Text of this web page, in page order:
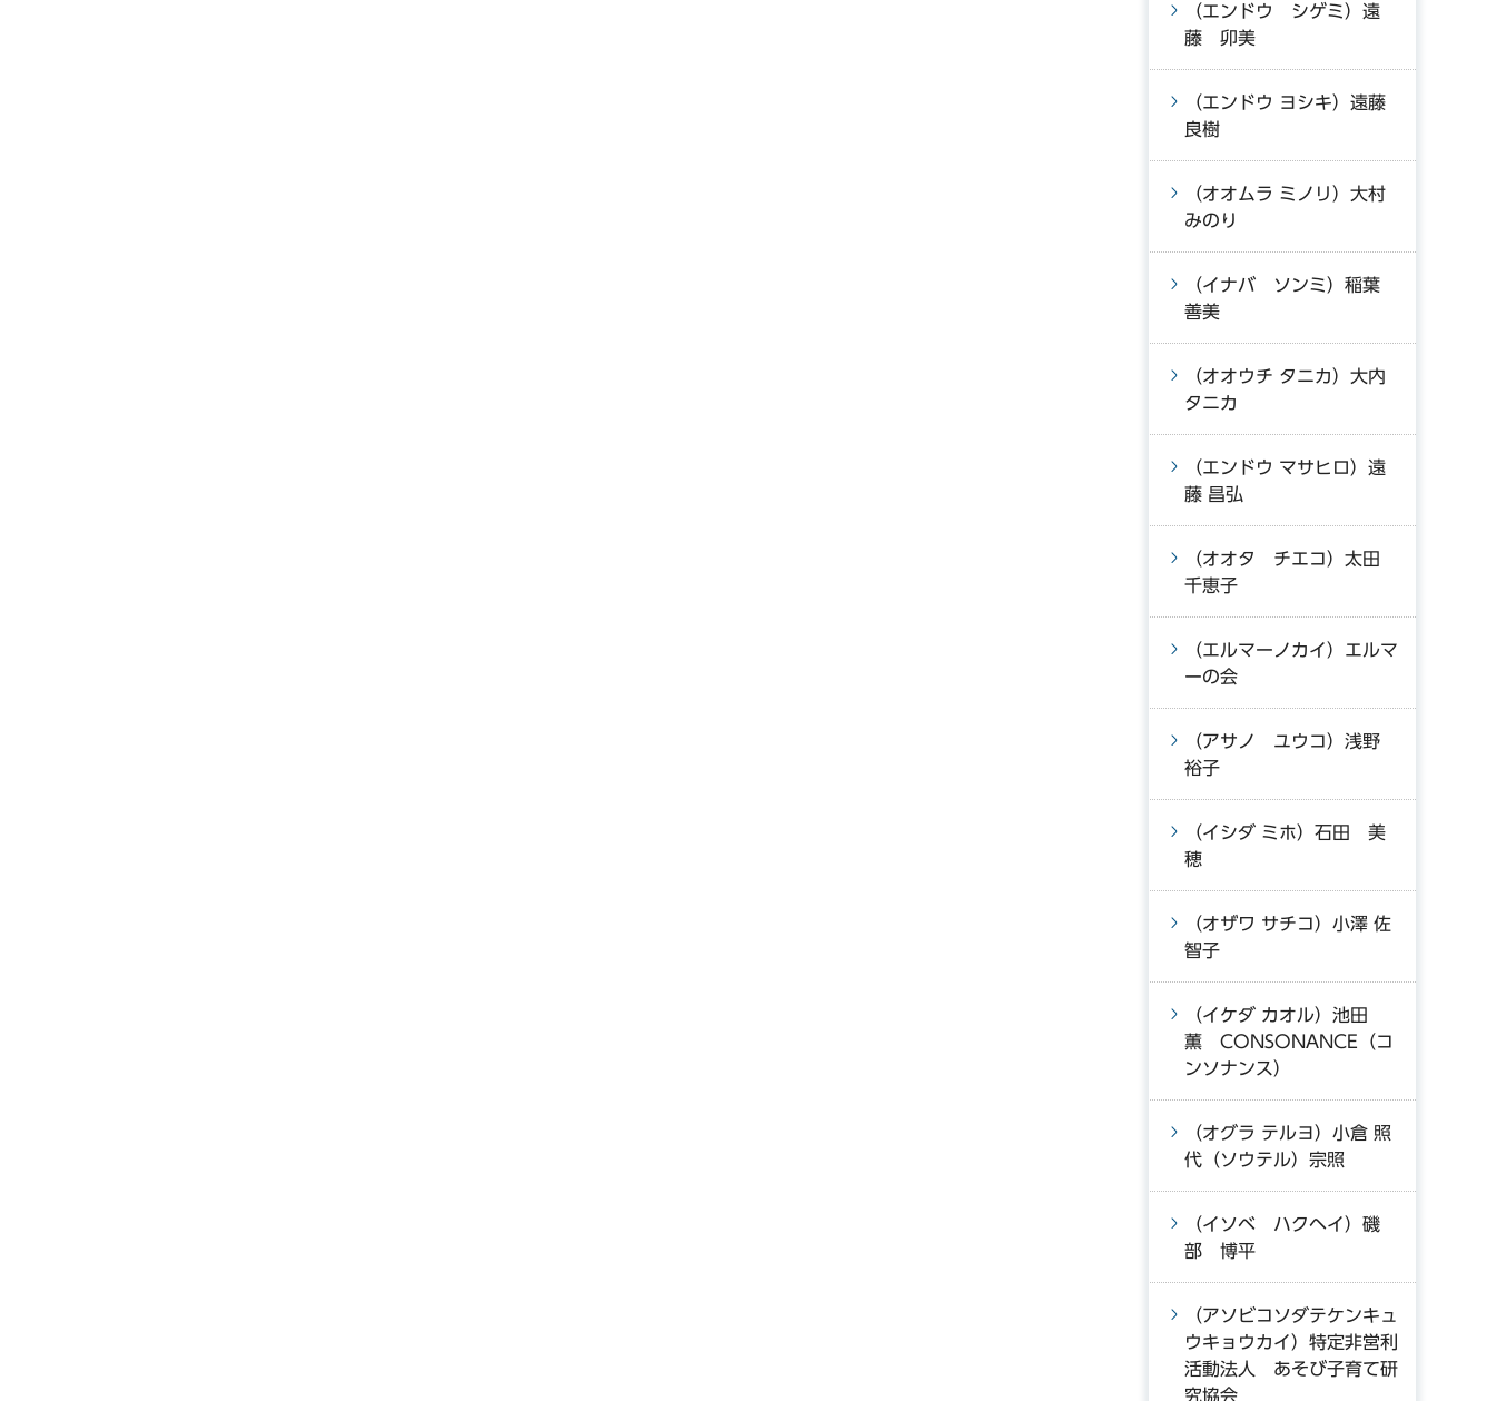
（エンドウ シゲミ）遠
藤 卯美
（エンドウ ヨシキ）遠藤
良樹
（オオムラ ミノリ）大村
みのり
（イナバ ソンミ）稲葉
善美
（オオウチ タニカ）大内
タニカ
（エンドウ マサヒロ）遠
藤 昌弘
（オオタ チエコ）太田
千恵子
（エルマーノカイ）エルマ
ーの会
（アサノ ユウコ）浅野
裕子
（イシダ ミホ）石田 美
穂
（オザワ サチコ）小澤 佐
智子
（イケダ カオル）池田
薫 CONSONANCE（コ
ンソナンス）
（オグラ テルヨ）小倉 照
代（ソウテル）宗照
（イソベ ハクヘイ）磯
部 博平
（アソビコソダテケンキュ
ウキョウカイ）特定非営利
活動法人 あそび子育て研
究協会